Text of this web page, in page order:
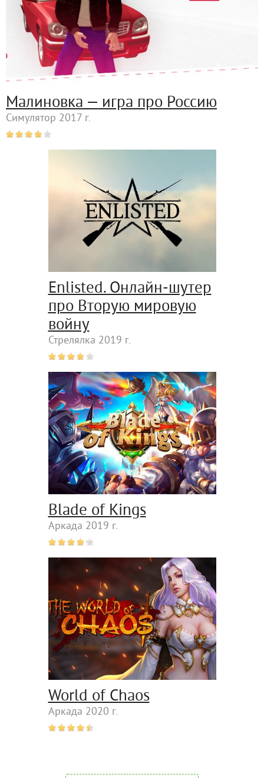
Малиновка — игра про Россию
Симулятор 2017 г.
Enlisted. Онлайн-шутер
про Вторую мировую
войну
Стрелялка 2019 г.
Blade of Kings
Аркада 2019 г.
World of Chaos
Аркада 2020 г.